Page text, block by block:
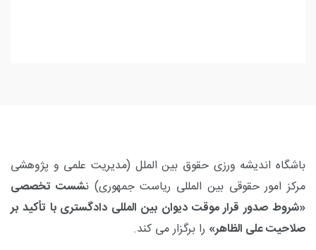
باشگاه اندیشه ورزی حقوق بین الملل (مدیریت علمی و پژوهشی
مرکز امور حقوقی بین المللی ریاست جمهوری) نشست تخصصی
«شروط صدور قرار موقت دیوان بین المللی دادگستری با تأکید بر
صلاحیت علی الظاهر» را برگزار می کند.